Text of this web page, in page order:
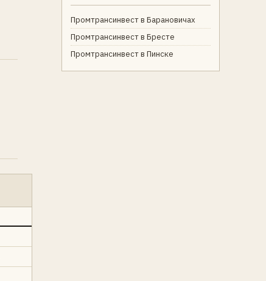
Промтрансинвест в Барановичах
Промтрансинвест в Бресте
Промтрансинвест в Пинске